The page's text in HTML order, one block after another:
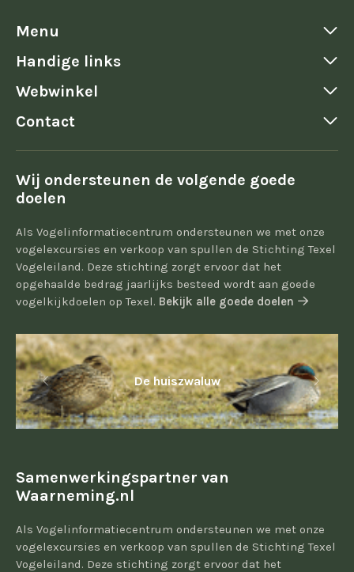
Menu
Handige links
Webwinkel
Contact
Wij ondersteunen de volgende goede
doelen
Als Vogelinformatiecentrum ondersteunen we met onze
vogelexcursies en verkoop van spullen de Stichting Texel
Vogeleiland. Deze stichting zorgt ervoor dat het
opgehaalde bedrag jaarlijks besteed wordt aan goede
vogelkijkdoelen op Texel. Bekijk alle goede doelen
De huiszwaluw
Samenwerkingspartner van
Waarneming.nl
Als Vogelinformatiecentrum ondersteunen we met onze
vogelexcursies en verkoop van spullen de Stichting Texel
Vogeleiland. Deze stichting zorgt ervoor dat het